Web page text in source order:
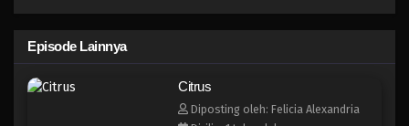
Eps 7 - Juli 7, 2025
Citrus
Eps 6 - Juli 7, 2025
Episode Lainnya
Citrus
Diposting oleh: Felicia Alexandria